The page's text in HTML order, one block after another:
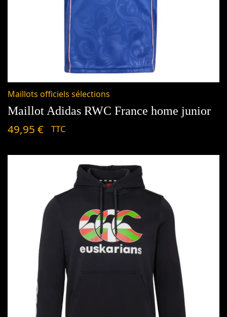
Maillots officiels sélections
Maillot Adidas RWC France home junior
49,95 € TTC